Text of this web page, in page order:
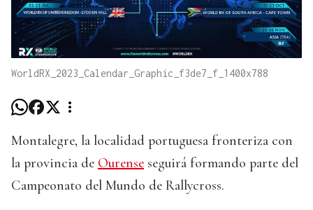
WorldRX_2023_Calendar_Graphic_f3de7_f_1400x788
Montalegre, la localidad portuguesa fronteriza con
la provincia de Ourense seguirá formando parte del
Campeonato del Mundo de Rallycross.